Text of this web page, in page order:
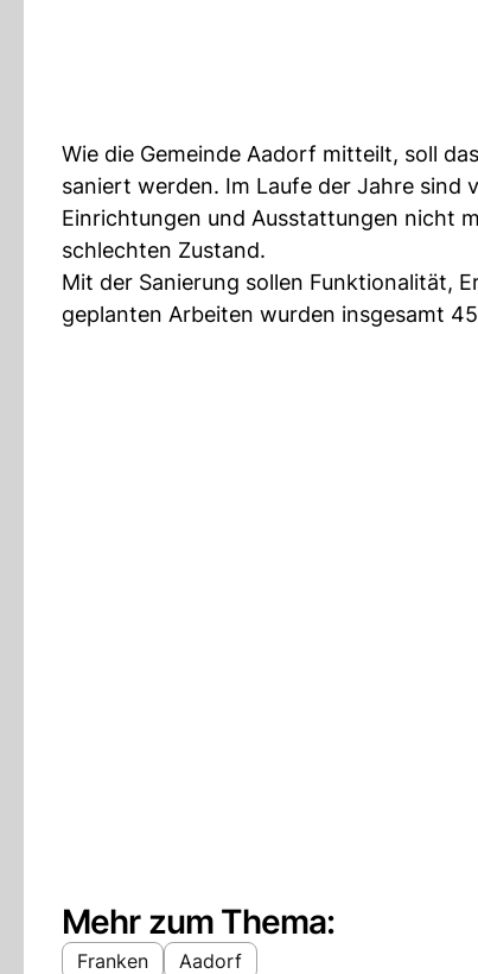
Wie die Gemeinde Aadorf mitteilt, soll
saniert werden. Im Laufe der Jahre sind
Einrichtungen und Ausstattungen nicht
schlechten Zustand.
Mit der Sanierung sollen Funktionalität,
geplanten Arbeiten wurden insgesamt
Mehr zum Thema:
Franken Aadorf